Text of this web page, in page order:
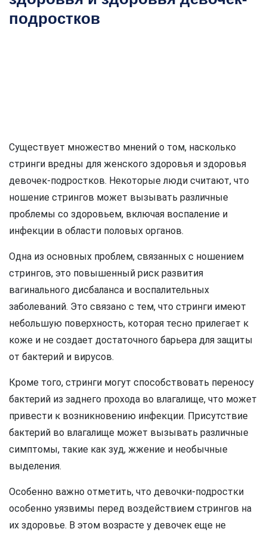
подростков
Существует множество мнений о том, насколько
стринги вредны для женского здоровья и здоровья
девочек-подростков. Некоторые люди считают, что
ношение стрингов может вызывать различные
проблемы со здоровьем, включая воспаление и
инфекции в области половых органов.
Одна из основных проблем, связанных с ношением
стрингов, это повышенный риск развития
вагинального дисбаланса и воспалительных
заболеваний. Это связано с тем, что стринги имеют
небольшую поверхность, которая тесно прилегает к
коже и не создает достаточного барьера для защиты
от бактерий и вирусов.
Кроме того, стринги могут способствовать переносу
бактерий из заднего прохода во влагалище, что может
привести к возникновению инфекции. Присутствие
бактерий во влагалище может вызывать различные
симптомы, такие как зуд, жжение и необычные
выделения.
Особенно важно отметить, что девочки-подростки
особенно уязвимы перед воздействием стрингов на
их здоровье. В этом возрасте у девочек еще не